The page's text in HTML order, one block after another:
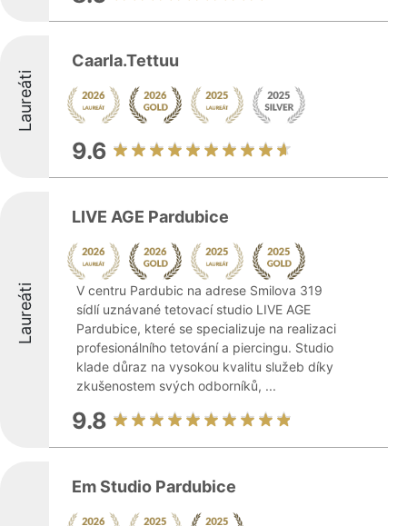
Laureáti
Caarla.Tettuu
9.6
Laureáti
LIVE AGE Pardubice
V centru Pardubic na adrese Smilova 319
sídlí uznávané tetovací studio LIVE AGE
Pardubice, které se specializuje na realizaci
profesionálního tetování a piercingu. Studio
klade důraz na vysokou kvalitu služeb díky
zkušenostem svých odborníků, ...
9.8
Em Studio Pardubice